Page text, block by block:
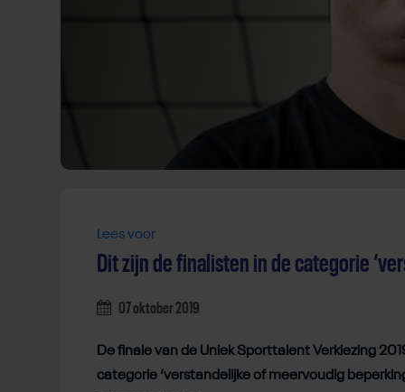
Lees voor
Dit zijn de finalisten in de categorie
07 oktober 2019
De finale van de Uniek Sporttalent Verkiezing
categorie ‘verstandelijke of meervoudig